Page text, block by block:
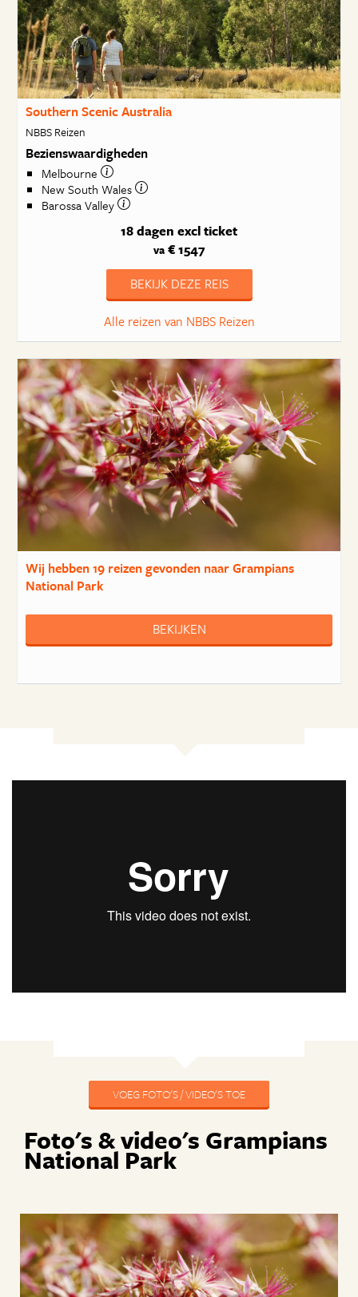
Southern Scenic Australia
NBBS Reizen
Bezienswaardigheden
Melbourne
New South Wales
Barossa Valley
18 dagen excl ticket
va€ 1547
BEKIJK DEZE REIS
Alle reizen van NBBS Reizen
Wij hebben19 reizengevonden naar Grampians
National Park
BEKIJKEN
VOEG FOTO'S / VIDEO'S TOE
Foto's & video's Grampians
National Park